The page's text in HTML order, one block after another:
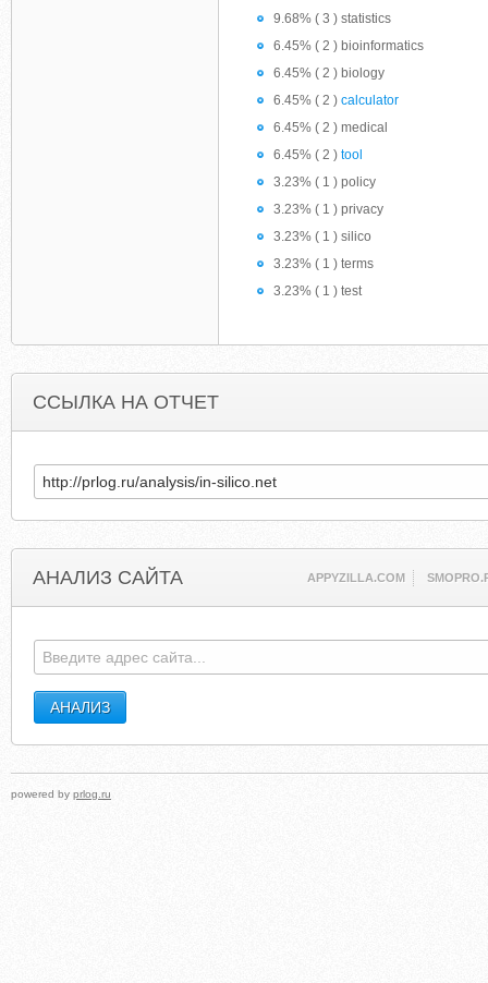
9.68% ( 3 ) statistics
6.45% ( 2 ) bioinformatics
6.45% ( 2 ) biology
6.45% ( 2 ) calculator
6.45% ( 2 ) medical
6.45% ( 2 ) tool
3.23% ( 1 ) policy
3.23% ( 1 ) privacy
3.23% ( 1 ) silico
3.23% ( 1 ) terms
3.23% ( 1 ) test
ССЫЛКА НА ОТЧЕТ
АНАЛИЗ САЙТА APPYZILLA.COM
powered by prlog.ru